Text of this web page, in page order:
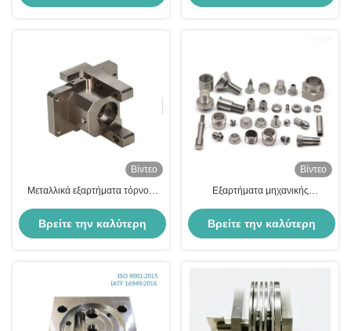
Βίντεο
Μεταλλικά εξαρτήματα τόρνου
OEM προσαρμοσμένα εξαρτήματα
τόρνευσης
Βρείτε την καλύτερη
Βίντεο
Εξαρτήματα μηχανικής
ανοξείδωτο χάλυβα Υπηρεσίες
CNC
Βρείτε την καλύτερη